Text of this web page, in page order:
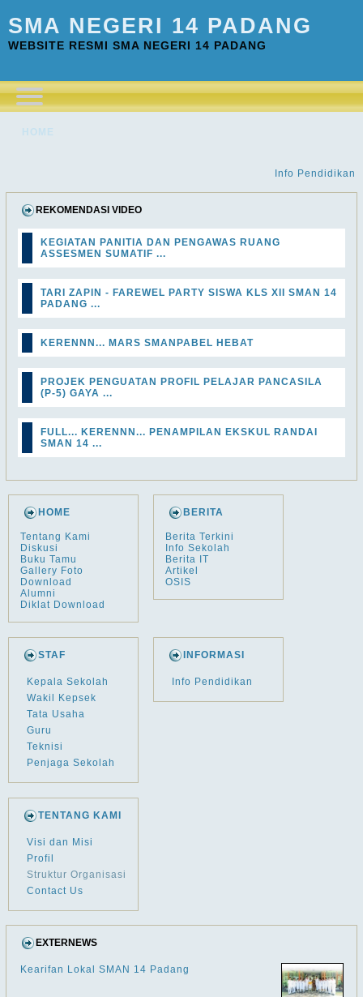
SMA NEGERI 14 PADANG
WEBSITE RESMI SMA NEGERI 14 PADANG
HOME
Info Pendidikan
REKOMENDASI VIDEO
KEGIATAN PANITIA DAN PENGAWAS RUANG
ASSESMEN SUMATIF ...
TARI ZAPIN - FAREWEL PARTY SISWA KLS XII SMAN 14
PADANG ...
KERENNN... MARS SMANPABEL HEBAT
PROJEK PENGUATAN PROFIL PELAJAR PANCASILA
(P-5) GAYA ...
FULL... KERENNN... PENAMPILAN EKSKUL RANDAI
SMAN 14 ...
HOME
Tentang Kami
Diskusi
Buku Tamu
Gallery Foto
Download
Alumni
Diklat Download
BERITA
Berita Terkini
Info Sekolah
Berita IT
Artikel
OSIS
STAF
Kepala Sekolah
Wakil Kepsek
Tata Usaha
Guru
Teknisi
Penjaga Sekolah
INFORMASI
Info Pendidikan
TENTANG KAMI
Visi dan Misi
Profil
Struktur Organisasi
Contact Us
EXTERNEWS
Kearifan Lokal SMAN 14 Padang